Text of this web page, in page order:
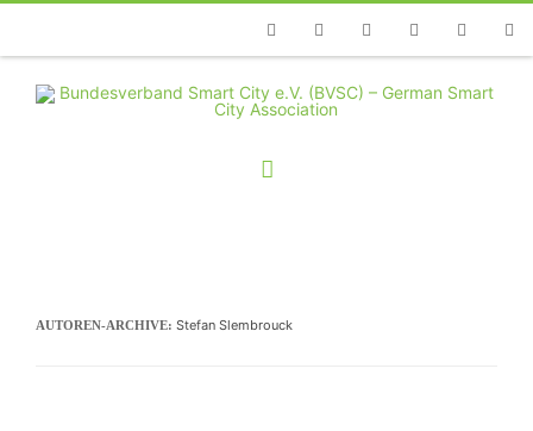
TelefonFacebookTwitterYoutubeInstagramLinkedin
AUTOREN-ARCHIVE: Stefan Slembrouck